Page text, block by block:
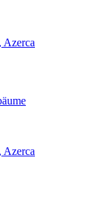
Azerca
Azerca